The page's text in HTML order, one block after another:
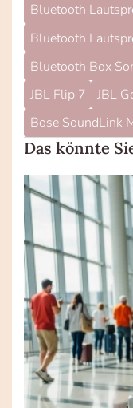
Bluetooth
Bluetooth
Bluetooth Box
JBL Flip 7
JBL
Bose SoundLink
Das könnte